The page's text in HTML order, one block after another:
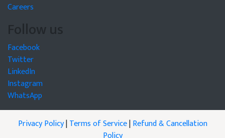
Careers
Follow us
Facebook
Twitter
LinkedIn
Instagram
WhatsApp
Privacy Policy|Terms of Service|Refund & Cancellation